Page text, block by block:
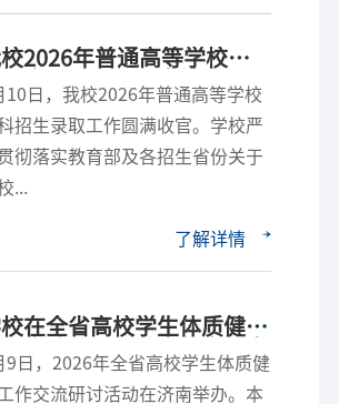
2026年普通高等学校本
招生录取工作圆满结束
10日，我校2026年普通高等学校
招生录取工作圆满收官。学校严
彻落实教育部及各招生省份关于
...
了解详情
在全省高校学生体质健康
作交流研讨活动中作交流发
9日，2026年全省高校学生体质健
作交流研讨活动在济南举办。本